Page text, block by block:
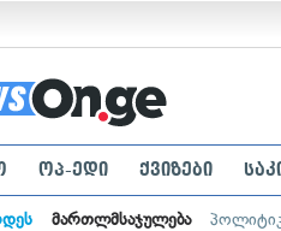
ოპ-ედი ქვიზები
მართლმსაჯულება